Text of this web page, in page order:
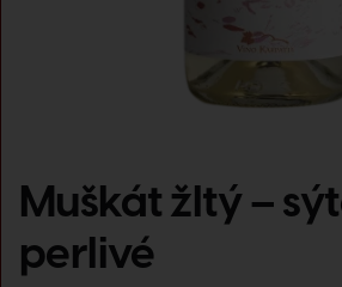
Muškát žltý –
perlivé